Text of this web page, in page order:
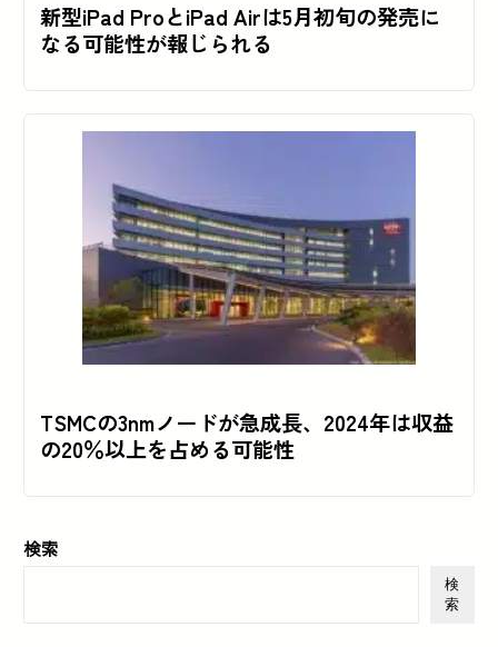
新型iPad ProとiPad Airは5月初旬の発売に
なる可能性が報じられる
TSMCの3nmノードが急成長、2024年は収益
の20％以上を占める可能性
検索
検
索